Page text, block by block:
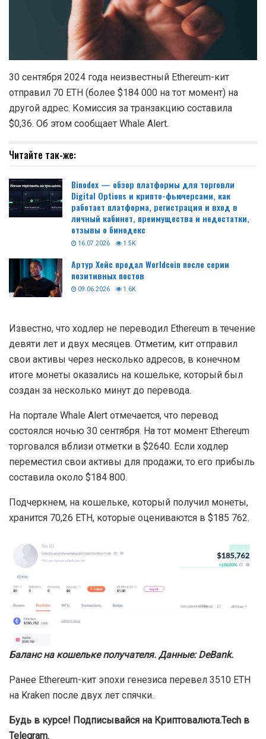
30 сентября 2024 года неизвестный Ethereum-кит
отправил 70 ETH (более $184 000 на тот момент) на
другой адрес. Комиссия за транзакцию составила
$0,36. Об этом сообщает Whale Alert.
Читайте так-же:
Binodex — обзор платформы для торговли
Digital Options и крипто-фьючерсами, как
работает платформа, регистрация и вход в
личный кабинет, преимущества и недостатки,
отзывы о бинодекс
16.07.2026 1.5K
Артур Хейс продал Worldcoin после серии
позитивных постов
09.06.2026 1.6K
Известно, что ходлер не переводил Ethereum в течение
девяти лет и двух месяцев. Отметим, кит отправил
свои активы через несколько адресов, в конечном
итоге монеты оказались на кошельке, который был
создан за несколько минут до перевода.
На портале Whale Alert отмечается, что перевод
состоялся ночью 30 сентября. На тот момент Ethereum
торговался вблизи отметки в $2640. Если ходлер
переместил свои активы для продажи, то его прибыль
составила около $184 800.
Подчеркнем, на кошельке, который получил монеты,
хранится 70,26 ETH, которые оцениваются в $185 762.
Баланс на кошельке получателя. Данные:DeBank.
Ранее Ethereum-кит эпохи генезиса перевел 3510 ETH
на Kraken после двух лет спячки.
Будь в курсе! Подписывайся на Криптовалюта.Tech в
Telegram.